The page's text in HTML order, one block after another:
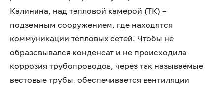
Калинина, над тепловой камерой (ТК) –
подземным сооружением, где находятся
коммуникации тепловых сетей. Чтобы не
образовывался конденсат и не происходила
коррозия трубопроводов, через так называемые
вестовые трубы, обеспечивается вентиляции